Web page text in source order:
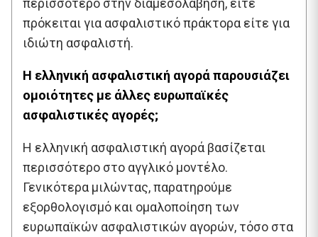
περισσότερο στην διαμεσολάβηση, είτε
πρόκειται για ασφαλιστικό πράκτορα είτε για
ιδιώτη ασφαλιστή.
Η ελληνική ασφαλιστική αγορά παρουσιάζει
ομοιότητες με άλλες ευρωπαϊκές
ασφαλιστικές αγορές;
Η ελληνική ασφαλιστική αγορά βασίζεται
περισσότερο στο αγγλικό μοντέλο.
Γενικότερα μιλώντας, παρατηρούμε
εξορθολογισμό και ομαλοποίηση των
ευρωπαϊκών ασφαλιστικών αγορών, τόσο στα